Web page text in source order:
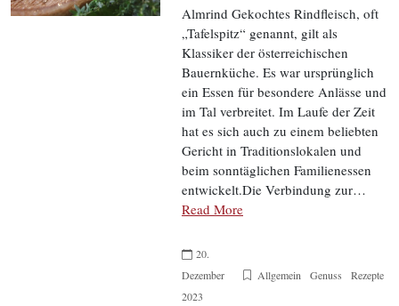
Almrind Gekochtes Rindfleisch, oft
„Tafelspitz“ genannt, gilt als
Klassiker der österreichischen
Bauernküche. Es war ursprünglich
ein Essen für besondere Anlässe und
im Tal verbreitet. Im Laufe der Zeit
hat es sich auch zu einem beliebten
Gericht in Traditionslokalen und
beim sonntäglichen Familienessen
entwickelt.Die Verbindung zur…
Read More
20.
Dezember
2023
Allgemein Genuss Rezepte